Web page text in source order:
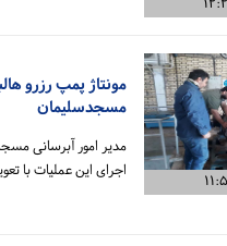
مسجدسلیمان
اجرای این عملیات با